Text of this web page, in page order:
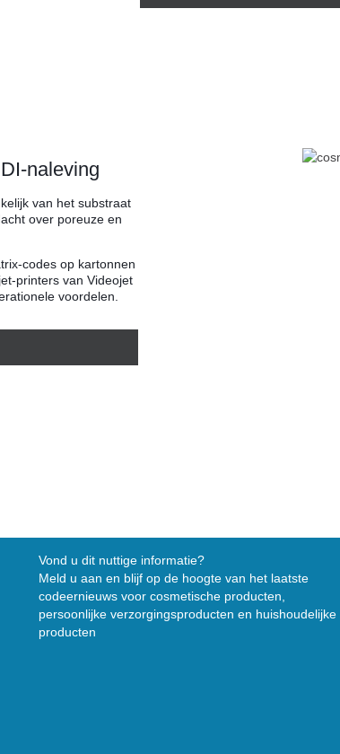
naleving
van het substraat
over poreuze en
codes op kartonnen
printers van Videojet
voordelen.
Vond u dit nuttige informatie?
Meld u aan en blijf op de hoogte van het laatste
codeernieuws voor cosmetische producten,
persoonlijke verzorgingsproducten en huishoudelijke
producten